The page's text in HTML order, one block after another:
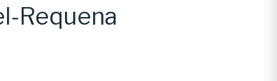
Requena